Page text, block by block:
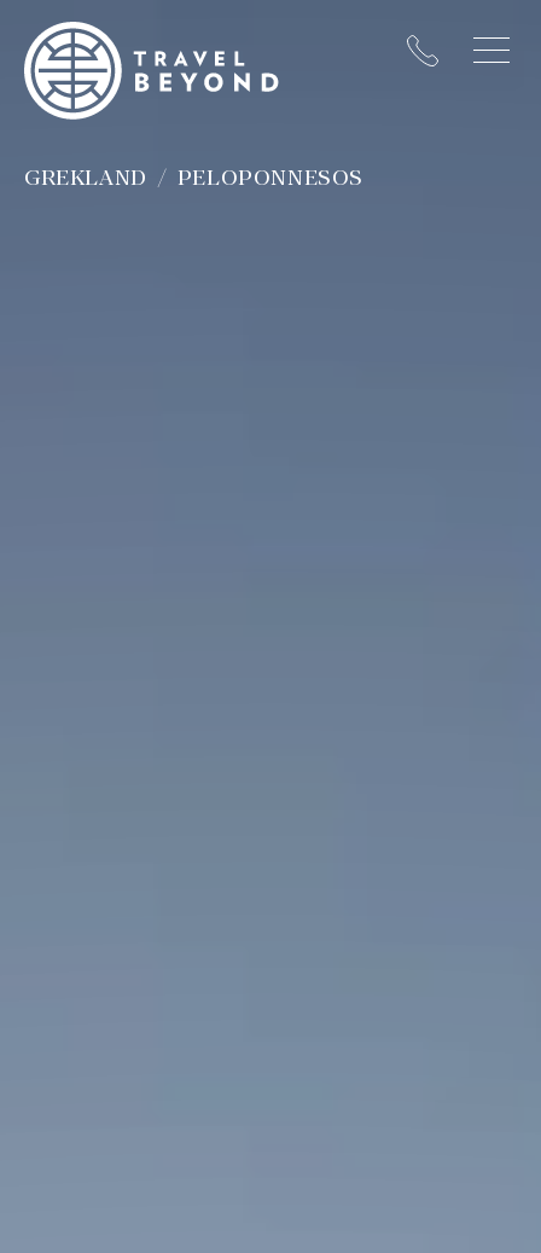
GREKLAND PELOPONNESOS